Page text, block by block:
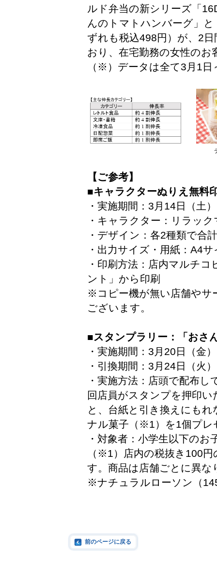
ルド弁当の新シリーズ「
んのトマトハンバーグ」
ずれも税込498円）が、2
おり、在宅勤務の女性のお
（※）データは全て3月1
【ご参考】
■キャラクターぬりえ無料
・実施期間 ：3月14日（土
・キャラクター：リラッ
・デザイン：各2種類で合
・出力サイズ・用紙：A4
・印刷方法：店内マルチ
ント」から印刷
※コピー機が無い店舗やサ
ございます。
■スタンプラリー：「おさ
・実施期間 ：3月20日（金
・引換期間 ：3月24日（火
・実施方法 ：店頭で配布
回店員がスタンプを押印
と、台紙と引き換えにも
ナル菓子（※1）を1個プレ
・対象者：小学生以下のお
（※1）店内の税抜き100
す。商品は店舗ごとに異な
※ナチュラルローソン（
前のページに戻る